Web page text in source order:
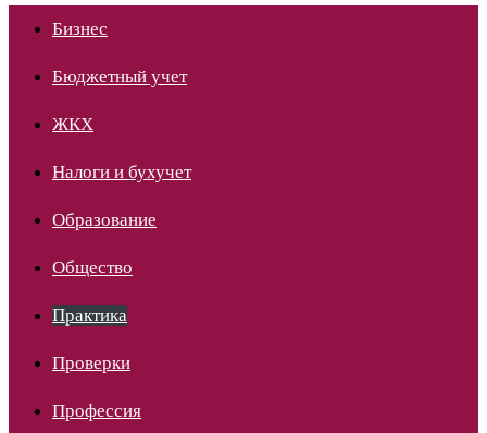
Бизнес
Бюджетный учет
ЖКХ
Налоги и бухучет
Образование
Общество
Практика
Проверки
Профессия